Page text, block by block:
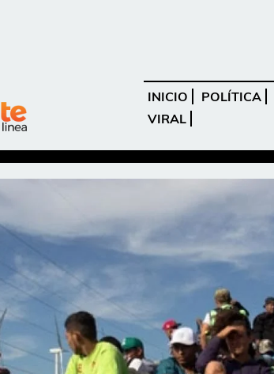
INICIO POLÍTICA
VIRAL